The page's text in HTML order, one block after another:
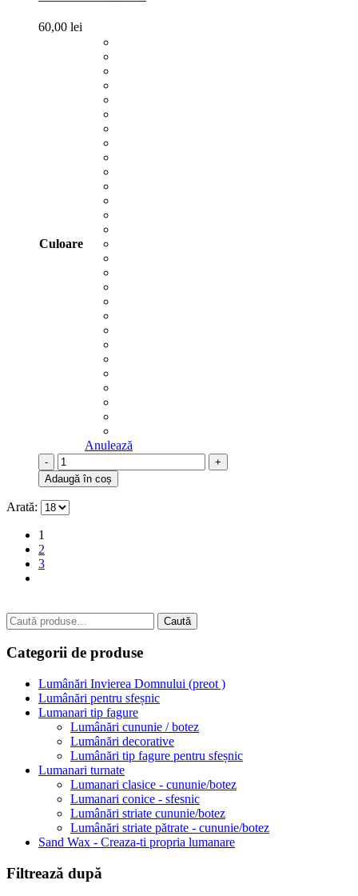
60,00 lei
Culoare
Anulează
-
+
Adaugă în coș
Arată:
1
2
3
Caută
după:
Caută
Categorii de produse
Lumânări Invierea Domnului (preot )
Lumânări pentru sfeșnic
Lumanari tip fagure
Lumânări cununie / botez
Lumânări decorative
Lumânări tip fagure pentru sfeșnic
Lumanari turnate
Lumanari clasice - cununie/botez
Lumanari conice - sfesnic
Lumânări striate cununie/botez
Lumânări striate pătrate - cununie/botez
Sand Wax - Creaza-ti propria lumanare
Filtrează după